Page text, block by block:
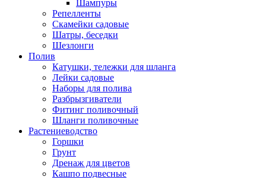
Шампуры
Репелленты
Скамейки садовые
Шатры, беседки
Шезлонги
Полив
Катушки, тележки для шланга
Лейки садовые
Наборы для полива
Разбрызгиватели
Фитинг поливочный
Шланги поливочные
Растениеводство
Горшки
Грунт
Дренаж для цветов
Кашпо подвесные